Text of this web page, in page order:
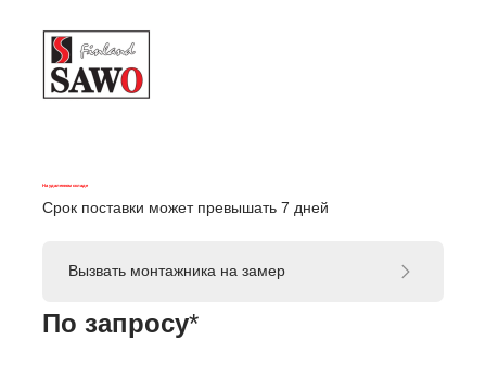
На удаленном складе
Срок поставки может превышать 7 дней
По запросу*
Вызвать монтажника на замер